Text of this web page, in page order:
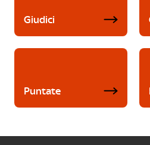
Giudici
Puntate